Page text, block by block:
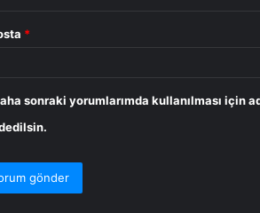
*
sonraki yorumlarımda kullanılması için